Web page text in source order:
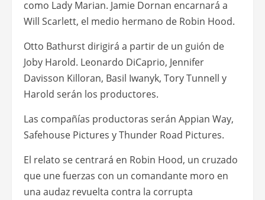
como Lady Marian. Jamie Dornan encarnará a
Will Scarlett, el medio hermano de Robin Hood.
Otto Bathurst dirigirá a partir de un guión de
Joby Harold. Leonardo DiCaprio, Jennifer
Davisson Killoran, Basil Iwanyk, Tory Tunnell y
Harold serán los productores.
Las compañías productoras serán Appian Way,
Safehouse Pictures y Thunder Road Pictures.
El relato se centrará en Robin Hood, un cruzado
que une fuerzas con un comandante moro en
una audaz revuelta contra la corrupta